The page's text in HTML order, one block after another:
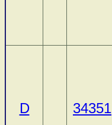
D 34351